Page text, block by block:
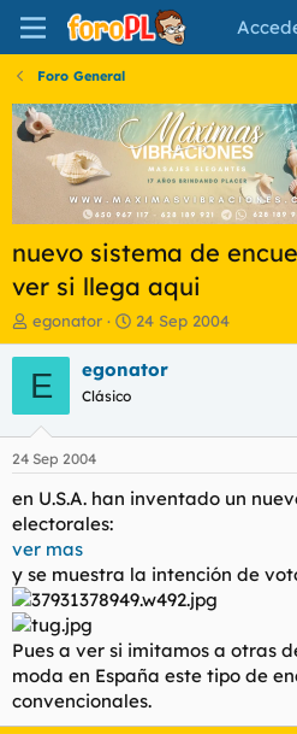
Foro General
nuevo sistema de
ver si llega aqui
I
n
i
c
a
d
o
r
e
l
t
e
m
a
egonator
F
e
c
i
n
o
24 Sep 2004
E egonator
Clásico
24 Sep 2004
en U.S.A. han inventado un
electorales:
ver mas
y se muestra la intención de
Pues a ver si imitamos a otras
moda en España este tipo de
convencionales.